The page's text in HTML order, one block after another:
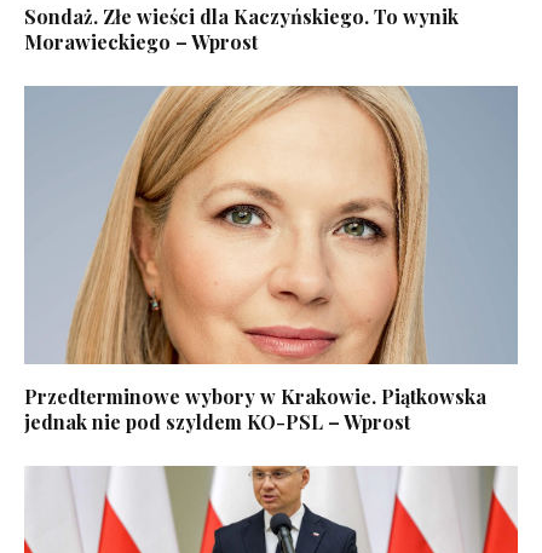
Sondaż. Złe wieści dla Kaczyńskiego. To wynik
Morawieckiego – Wprost
Przedterminowe wybory w Krakowie. Piątkowska
jednak nie pod szyldem KO-PSL – Wprost